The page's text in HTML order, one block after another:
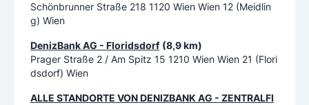
Schönbrunner Straße 218 1120 Wien Wien 12 (Meidlin
g) Wien
DenizBank AG - Floridsdorf (8,9 km)
Prager Straße 2 / Am Spitz 15 1210 Wien Wien 21 (Flori
dsdorf) Wien
ALLE STANDORTE VONDENIZBANK AG - ZENTRALFI